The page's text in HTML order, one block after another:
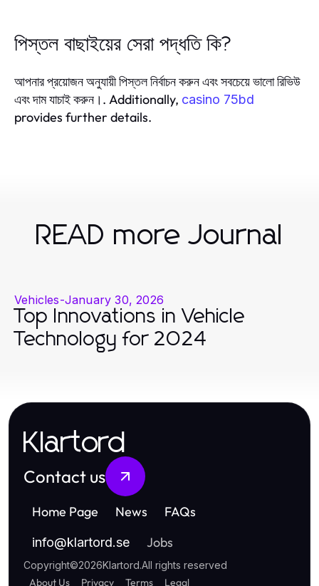
পিস্তল বাছাইয়ের সেরা পদ্ধতি কি?
আপনার প্রয়োজন অনুযায়ী পিস্তল নির্বাচন করুন এবং সবচেয়ে ভালো রিভিউ
এবং দাম যাচাই করুন।. Additionally, casino 75bd
provides further details.
READ more Journal
Vehicles-January 30, 2026
Top Innovations in Vehicle
Technology for 2024
Klartord
Contact us
Home Page News FAQs
info@klartord.se Jobs
Copyright©2026Klartord.All rights reserved
About Us Privacy Terms Legal